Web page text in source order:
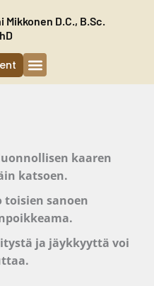
D.C., B.Sc.
kaaren
katsoen.
sanoen
ja jäykkyyttä voi